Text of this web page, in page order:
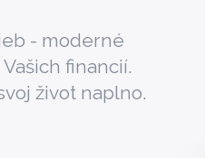
- moderné
financií.
život naplno.